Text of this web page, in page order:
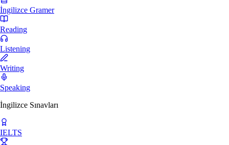
İngilizce Gramer
Reading
Listening
Writing
Speaking
İngilizce Sınavları
IELTS